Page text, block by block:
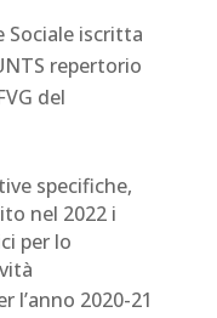
Sociale iscritta
repertorio
del
specifiche,
nel 2022 i
per lo
l’anno 2020-21